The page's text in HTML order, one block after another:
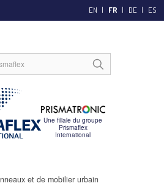
EN FR DE ES
et de mobilier urbain